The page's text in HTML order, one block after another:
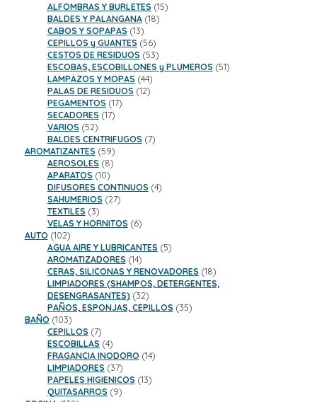
productos
ALFOMBRAS Y BURLETES 1515
BALDES Y PALANGANA 1818
CABOS Y SOPAPAS 1313
productos
CEPILLOS y GUANTES 5656
productos
CESTOS DE RESIDUOS 5353
productos
ESCOBAS, ESCOBILLONES y PLUMEROS 5151
LAMPAZOS Y MOPAS 4444
productos
PALAS DE RESIDUOS 1212
PEGAMENTOS 1717
SECADORES 1717
VARIOS 5252
productos
BALDES CENTRIFUGOS 77
AROMATIZANTES 5959
productos
AEROSOLES 88
productos
APARATOS 1010
productos
DIFUSORES CONTINUOS 44
SAHUMERIOS 2727
TEXTILES 33
productos
VELAS Y HORNITOS 66
AUTO 102102
productos
AGUA AIRE Y LUBRICANTES 55
AROMATIZADORES 1414
productos
CERAS, SILICONAS Y RENOVADORES 1818
productos
LIMPIADORES (SHAMPOS, DETERGENTES,
DESENGRASANTES) 3232
productos
PAÑOS, ESPONJAS, CEPILLOS 3535
BAÑO 103103
productos
CEPILLOS 77
productos
ESCOBILLAS 44
productos
FRAGANCIA INODORO 1414
LIMPIADORES 3737
productos
PAPELES HIGIENICOS 1313
QUITASARROS 99